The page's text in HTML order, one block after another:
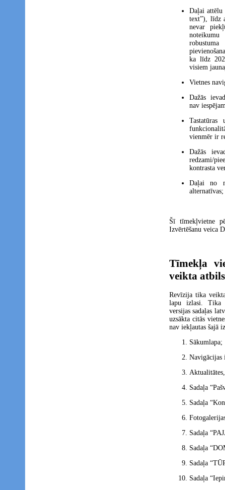
Daļai attēlu
text”), līdz
nevar
ka līdz
visiem
Vietnes
Dažās
nav
Tastatūras
vienmēr ir
Dažās
redzami/
kontrasta
Daļai no
alternatīvas;
Šī tīmekļvietne
Izvērtēšanu veica
Tīmekļa
veikta
Revīzija tika
lapu izlasi. Tika
versijas sadaļas
uzsākta citās
nav iekļautas šajā
Sākumlapa;
Navigācijas
Sadaļa
Sadaļa
Sadaļa
Sadaļa
Sadaļa
Sadaļa